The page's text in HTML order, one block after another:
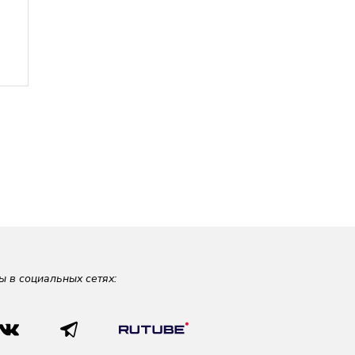
в социальных сетях: